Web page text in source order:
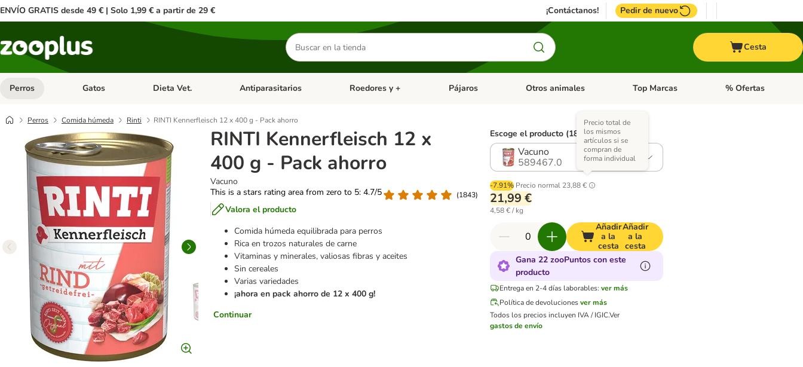
ENVÍO GRATIS desde 49 € | Solo 1,99 € a partir de 29 € ¡Contáctanos! Pedir de nuevo
Buscar
productos
Cesta
Perros Menú de categoria abierto: Perros
Gatos Menú de categoria abierto: Gatos
Dieta Vet. Menú de categoria abierto: Dieta Vet.
Antiparasitarios Menú de categoria abierto: Antiparasitarios
Roedores y + Menú de categoria abierto: Roedores y +
Pájaros Menú de categoria abierto: Pájaros
Otros animales Menú de categoria abierto: Otros animales
Top Marcas Menú de categoria
% Ofertas
Perros Comida húmeda Rinti RINTI Kennerfleisch 12 x 400 g - Pack ahorro
RINTI Kennerfleisch 12 x
400 g - Pack ahorro
Vacuno
This is a stars rating area from zero to 5: 4.7/5
(1843)
Valora el producto
Comida húmeda equilibrada para perros
Rica en trozos naturales de carne
Vitaminas y minerales, valiosas fibras y aceites
Sin cereales
Varias variedades
¡ahora en pack ahorro de 12 x 400 g!
Continuar
Escoge el producto (18 opciones)
Vacuno
589467.0
-7.91% Precio normal 23,88 €
Precio total de
los mismos
artículos si se
compran de
forma individual
21,99 €
4,58 € / kg
Añadir
a la
cesta
Añadir
a la
cesta
Gana 22 zooPuntos con este
producto
Entrega en 2-4 días laborables: ver más
Política de devoluciones ver más
Todos los precios incluyen IVA / IGIC.Ver
gastos de envío